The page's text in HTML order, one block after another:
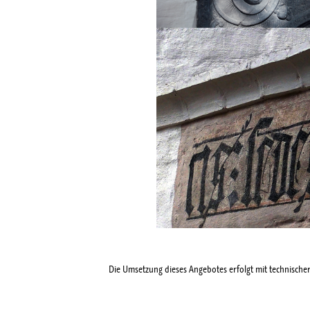
Die Umsetzung dieses Angebotes erfolgt mit